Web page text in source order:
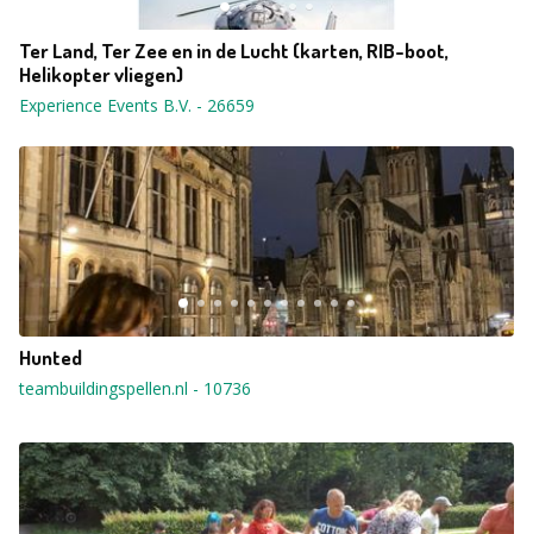
Ter Land, Ter Zee en in de Lucht (karten, RIB-boot,
Helikopter vliegen)
Experience Events B.V. - 26659
Hunted
teambuildingspellen.nl - 10736